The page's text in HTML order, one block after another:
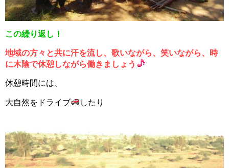
この繰り返し！
地域の方々と共に汗を流し、歌いながら、笑いながら、時
に木陰で休憩しながら働きましょう
休憩時間には、
大自然をドライブ したり